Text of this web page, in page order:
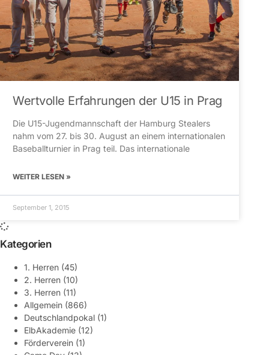
Wertvolle Erfahrungen der U15 in Prag
Die U15-Jugendmannschaft der Hamburg Stealers
nahm vom 27. bis 30. August an einem internationalen
Baseballturnier in Prag teil. Das internationale
WEITER LESEN »
September 1, 2015
Kategorien
1. Herren (45)
2. Herren (10)
3. Herren (11)
Allgemein (866)
Deutschlandpokal (1)
ElbAkademie (12)
Förderverein (1)